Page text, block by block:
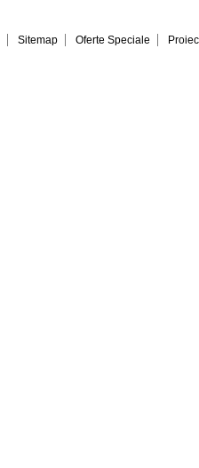
Sitemap Oferte Speciale